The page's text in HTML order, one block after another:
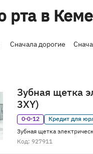
Товары для ухода за
Сначала дорогие
Зубная щетка
3XY)
0·0·12
Кредит для
Зубная щетка
Код: 927911